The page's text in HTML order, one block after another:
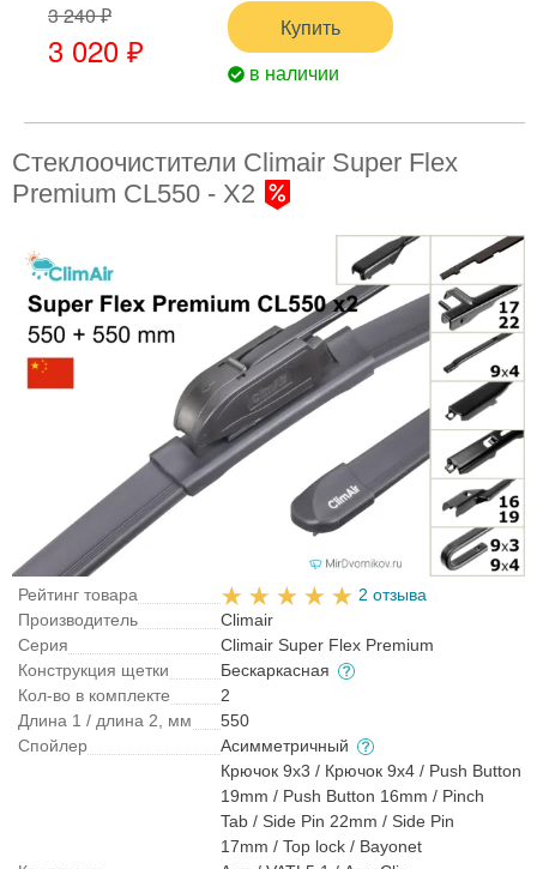
3 240 ₽
3 020 ₽
Купить
в наличии
Стеклоочистители Climair Super Flex
Premium CL550 - X2
Рейтинг товара
2 отзыва
Производитель
Climair
Серия
Climair Super Flex Premium
Конструкция щетки
Бескаркасная
Кол-во в комплекте
2
Длина 1 / длина 2, мм
550
Спойлер
Асимметричный
Крючок 9x3 / Крючок 9x4 / Push Button
19mm / Push Button 16mm / Pinch
Tab / Side Pin 22mm / Side Pin
17mm / Top lock / Bayonet